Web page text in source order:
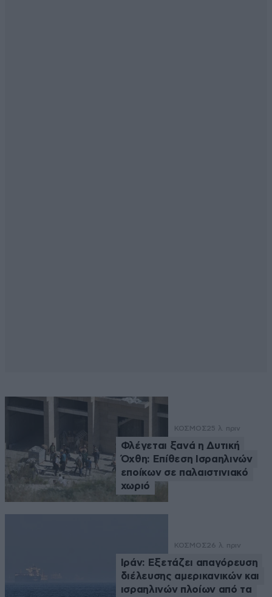
ΚΟΣΜΟΣ25 λ. πριν
Φλέγεται ξανά η Δυτική
Όχθη: Επίθεση Ισραηλινών
εποίκων σε παλαιστινιακό
χωριό
ΚΟΣΜΟΣ26 λ. πριν
Ιράν: Εξετάζει απαγόρευση
διέλευσης αμερικανικών και
ισραηλινών πλοίων από τα